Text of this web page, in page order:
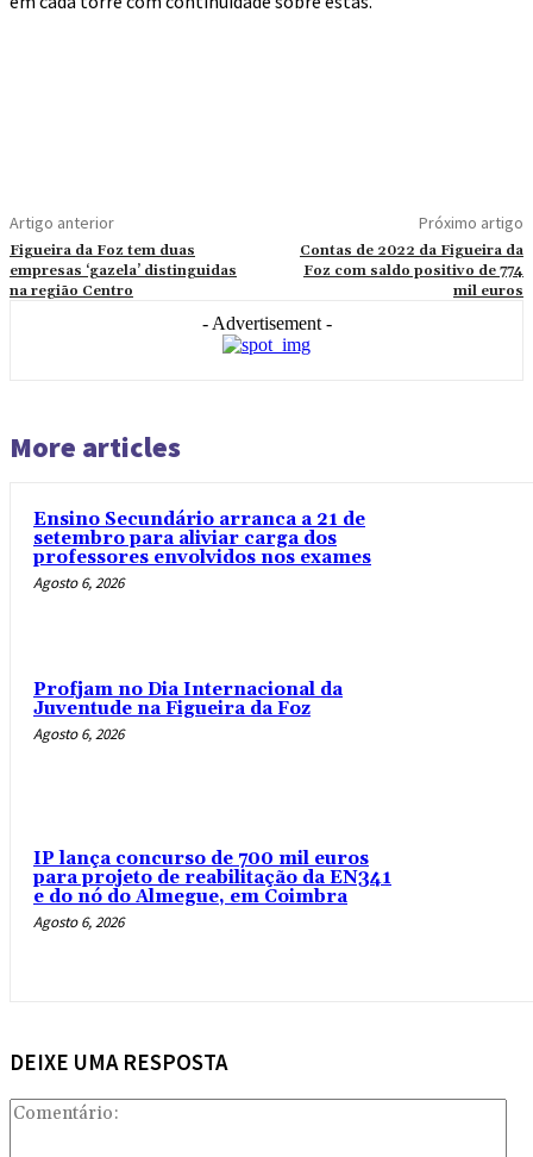
Artigo anterior
Figueira da Foz tem duas
empresas ‘gazela’ distinguidas
na região Centro
Próximo artigo
Contas de 2022 da Figueira da
Foz com saldo positivo de 774
mil euros
- Advertisement -
More articles
Ensino Secundário arranca a 21 de
setembro para aliviar carga dos
professores envolvidos nos exames
Agosto 6, 2026
Profjam no Dia Internacional da
Juventude na Figueira da Foz
Agosto 6, 2026
IP lança concurso de 700 mil euros
para projeto de reabilitação da EN341
e do nó do Almegue, em Coimbra
Agosto 6, 2026
DEIXE UMA RESPOSTA